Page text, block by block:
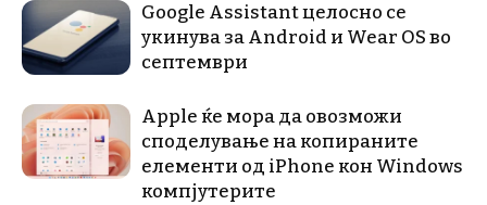
Google Assistant целосно се
укинува за Android и Wear OS во
септември
Apple ќе мора да овозможи
споделување на копираните
елементи од iPhone кон Windows
компјутерите